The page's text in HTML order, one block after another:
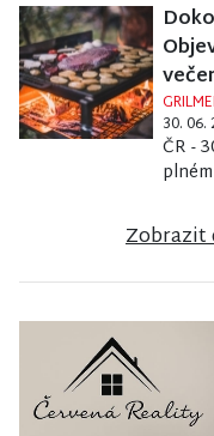
30. 06.
ČR -
Zobrazit